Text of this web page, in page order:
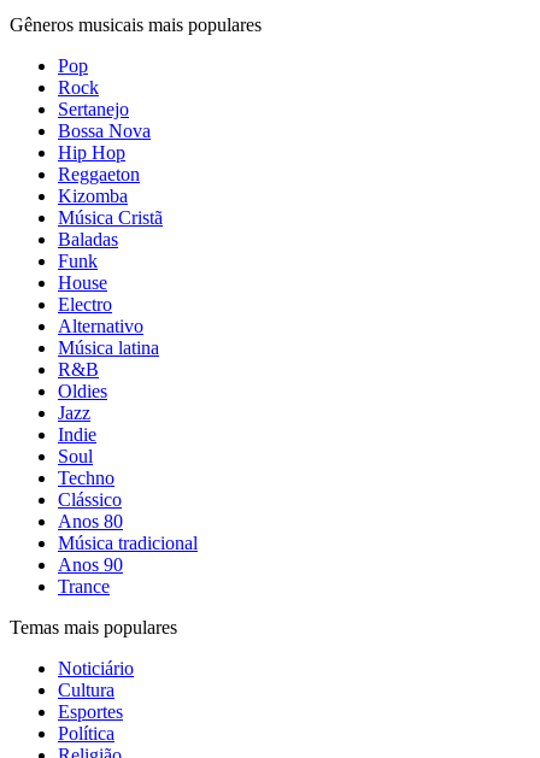
Gêneros musicais mais populares
Pop
Rock
Sertanejo
Bossa Nova
Hip Hop
Reggaeton
Kizomba
Música Cristã
Baladas
Funk
House
Electro
Alternativo
Música latina
R&B
Oldies
Jazz
Indie
Soul
Techno
Clássico
Anos 80
Música tradicional
Anos 90
Trance
Temas mais populares
Noticiário
Cultura
Esportes
Política